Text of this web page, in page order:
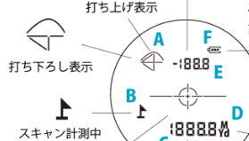
電源・計測ボタンを離すと振動し、計
計測画面の表示